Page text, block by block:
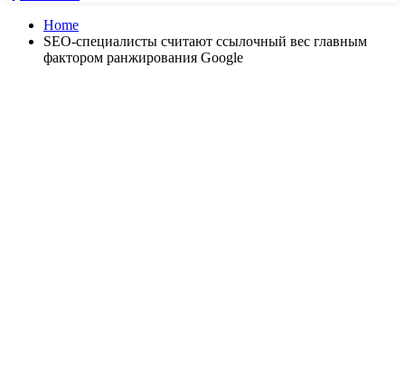
Home
SEO-специалисты считают ссылочный вес главным
фактором ранжирования Google